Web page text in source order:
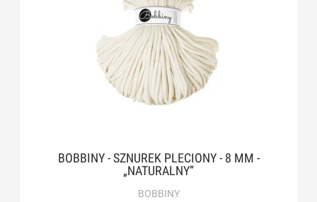
BOBBINY - SZNUREK PLECIONY - 8 MM -
„NATURALNY”
BOBBINY